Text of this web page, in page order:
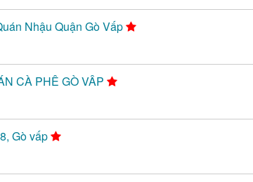
Nhậu Quận Gò Vấp
CÀ PHÊ GÒ VẤP
Gò vấp